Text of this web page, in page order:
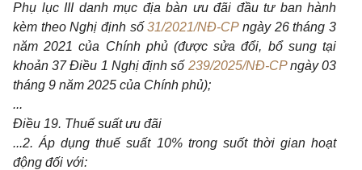
Phụ lục III danh mục địa bàn ưu đãi đầu tư ban hành
kèm theo Nghị định số31/2021/NĐ-CPngày 26 tháng 3
năm 2021 của Chính phủ (được sửa đổi, bổ sung tại
khoản 37 Điều 1 Nghị định số 239/2025/NĐ-CPngày 03
tháng 9 năm 2025 của Chính phủ);
...
Điều 19. Thuế suất ưu đãi
...2. Áp dụng thuế suất 10% trong suốt thời gian hoạt
động đối với: